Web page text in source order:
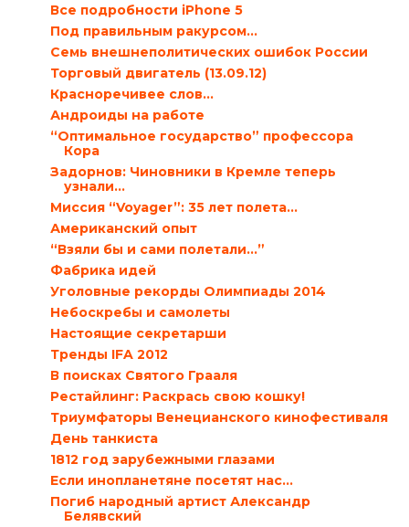
Все подробности iPhone 5
Под правильным ракурсом…
Семь внешнеполитических ошибок России
Торговый двигатель (13.09.12)
Красноречивее слов…
Андроиды на работе
“Оптимальное государство” профессора
Кора
Задорнов: Чиновники в Кремле теперь
узнали…
Миссия “Voyager”: 35 лет полета…
Американский опыт
“Взяли бы и сами полетали…”
Фабрика идей
Уголовные рекорды Олимпиады 2014
Небоскребы и самолеты
Настоящие секретарши
Тренды IFA 2012
В поисках Святого Грааля
Рестайлинг: Раскрась свою кошку!
Триумфаторы Венецианского кинофестиваля
День танкиста
1812 год зарубежными глазами
Если инопланетяне посетят нас…
Погиб народный артист Александр
Белявский